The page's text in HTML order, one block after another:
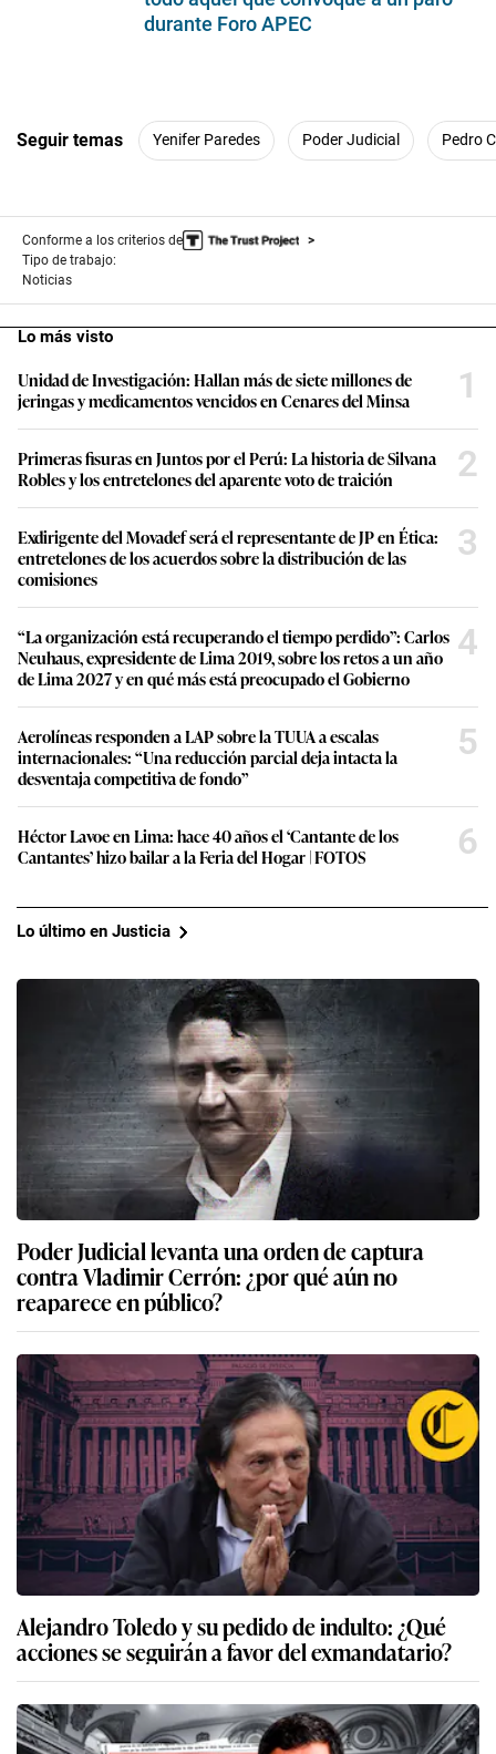
durante Foro APEC
Seguir temas Yenifer Paredes Poder Judicial Pedro
Conforme a los criterios de
Tipo de trabajo:
Noticias
Lo más visto
Unidad de Investigación: Hallan más de siete millones de
jeringas y medicamentos vencidos en Cenares del Minsa
1
Primeras fisuras en Juntos por el Perú: La historia de Silvana
Robles y los entretelones del aparente voto de traición
2
Exdirigente del Movadef será el representante de JP en Ética:
entretelones de los acuerdos sobre la distribución de las
comisiones
3
“La organización está recuperando el tiempo perdido”: Carlos
Neuhaus, expresidente de Lima 2019, sobre los retos a un año
de Lima 2027 y en qué más está preocupado el Gobierno
4
Aerolíneas responden a LAP sobre la TUUA a escalas
internacionales: “Una reducción parcial deja intacta la
desventaja competitiva de fondo”
5
Héctor Lavoe en Lima: hace 40 años el ‘Cantante de los
Cantantes’ hizo bailar a la Feria del Hogar | FOTOS
6
Lo último en Justicia
Poder Judicial levanta una orden de captura
contra Vladimir Cerrón: ¿por qué aún no
reaparece en público?
Alejandro Toledo y su pedido de indulto: ¿Qué
acciones se seguirán a favor del exmandatario?